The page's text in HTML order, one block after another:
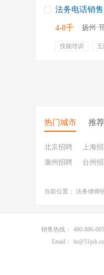
法务电话销售
4-8千 扬州·
技能培训
热门城市 推
北京招聘 上海
滁州招聘
台州
当前位置： 法务律师
销售热线：
400-886-
Email：